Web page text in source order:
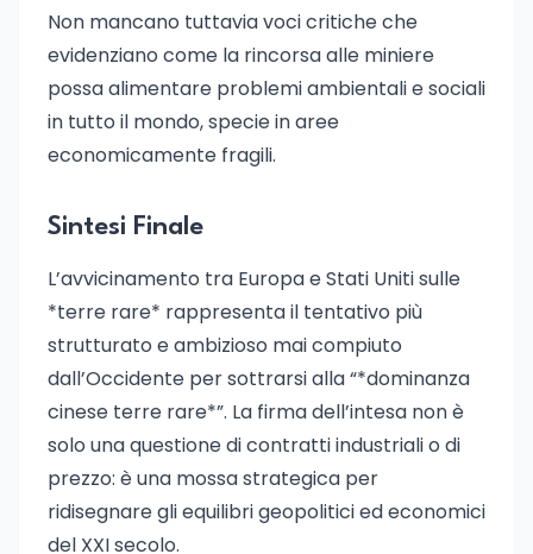
Non mancano tuttavia voci critiche che
evidenziano come la rincorsa alle miniere
possa alimentare problemi ambientali e sociali
in tutto il mondo, specie in aree
economicamente fragili.
Sintesi Finale
L’avvicinamento tra Europa e Stati Uniti sulle
*terre rare* rappresenta il tentativo più
strutturato e ambizioso mai compiuto
dall’Occidente per sottrarsi alla “*dominanza
cinese terre rare*”. La firma dell’intesa non è
solo una questione di contratti industriali o di
prezzo: è una mossa strategica per
ridisegnare gli equilibri geopolitici ed economici
del XXI secolo.